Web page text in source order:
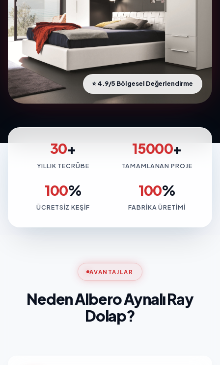
⭐ 4.9/5 Bölgesel Değerlendirme
30+
YILLIK TECRÜBE
15000+
TAMAMLANAN PROJE
100%
ÜCRETSIZ KEŞIF
100%
FABRIKA ÜRETIMI
AVANTAJLAR
Neden Albero Aynalı Ray
Dolap?